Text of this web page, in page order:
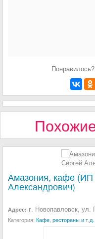
Амазония, кафе (ИП
Александрович)
Адрес: г. Новопавловск, ул.
Категория: Кафе, рестораны и т.д.